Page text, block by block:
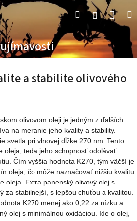
HľadaťPrihlásenie
a stabilite olivového
olivovom oleji je jedným z ďalších
na meranie jeho kvality a stability.
svetla pri vlnovej dĺžke 270 nm. Tento
oleja, teda jeho schopnosť odolávať
Čím vyššia hodnota K270, tým väčší je
oleja, čo môže naznačovať nižšiu kvalitu
oleja. Extra panenský olivový olej s
za stabilnejší, s lepšou chuťou a kvalitou.
K270 menej ako 0,22 za nízku a
olej s minimálnou oxidáciou. Ide o olej,